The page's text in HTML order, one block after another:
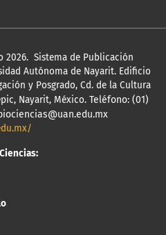
2026. Sistema de Publicación
Autónoma de Nayarit. Edificio
y Posgrado, Cd. de la Cultura
Nayarit, México. Teléfono: (01)